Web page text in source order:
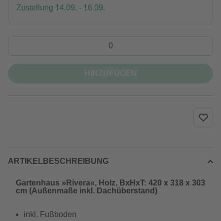
Zustellung 14.09. - 16.09.
ARTIKELBESCHREIBUNG
Gartenhaus »Rivera«, Holz, BxHxT: 420 x 318 x 303
cm (Außenmaße inkl. Dachüberstand)
inkl. Fußboden